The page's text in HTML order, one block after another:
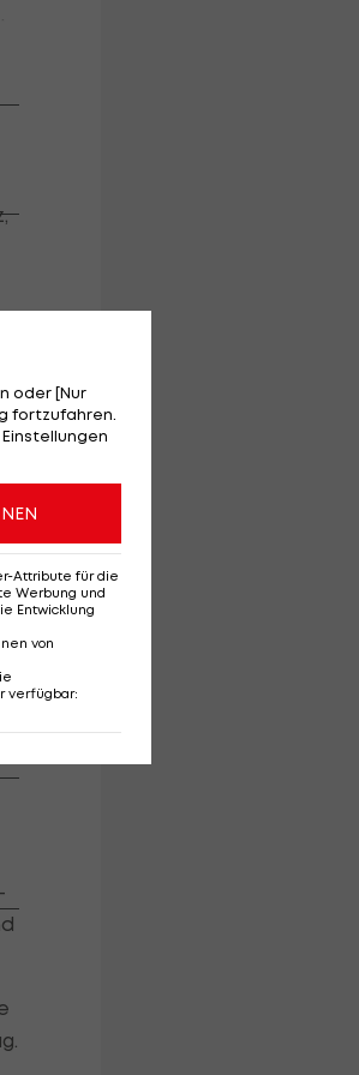
oder [Nur
fortzufahren.
Attribute für die
Werbung und
Entwicklung
von
verfügbar: